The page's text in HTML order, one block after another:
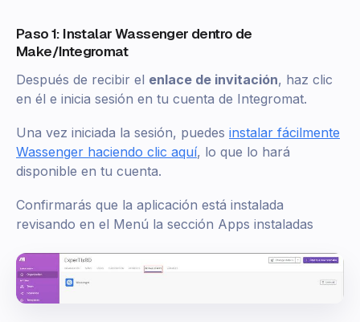
Paso 1: Instalar Wassenger dentro de
Make/Integromat
Después de recibir el enlace de invitación, haz clic
en él e inicia sesión en tu cuenta de Integromat.
Una vez iniciada la sesión, puedes instalar fácilmente
Wassenger haciendo clic aquí, lo que lo hará
disponible en tu cuenta.
Confirmarás que la aplicación está instalada
revisando en el Menú la sección Apps instaladas